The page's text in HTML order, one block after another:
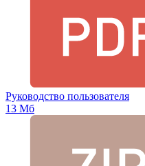
Руководство пользователя
13 Мб